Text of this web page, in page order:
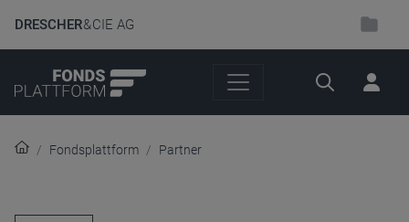
DRESCHER& CIE AG
Suche
Fondsplattform Partner